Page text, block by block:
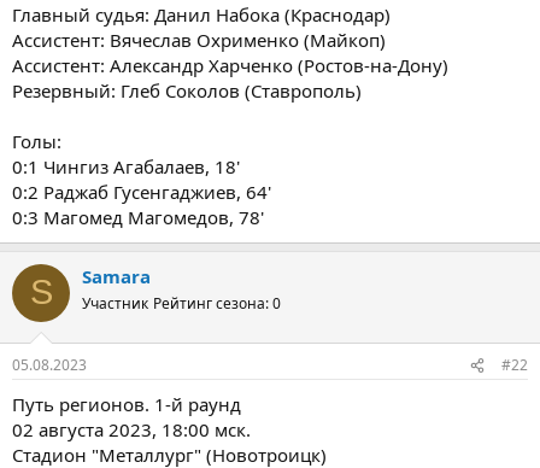
Главный судья: Данил Набока (Краснодар)
Ассистент: Вячеслав Охрименко (Майкоп)
Ассистент: Александр Харченко (Ростов-на-Дону)
Резервный: Глеб Соколов (Ставрополь)
Голы:
0:1 Чингиз Агабалаев, 18'
0:2 Раджаб Гусенгаджиев, 64'
0:3 Магомед Магомедов, 78'
S Samara
Участник Рейтинг сезона: 0
05.08.2023 #22
Путь регионов. 1-й раунд
02 августа 2023, 18:00 мск.
Стадион "Металлург" (Новотроицк)